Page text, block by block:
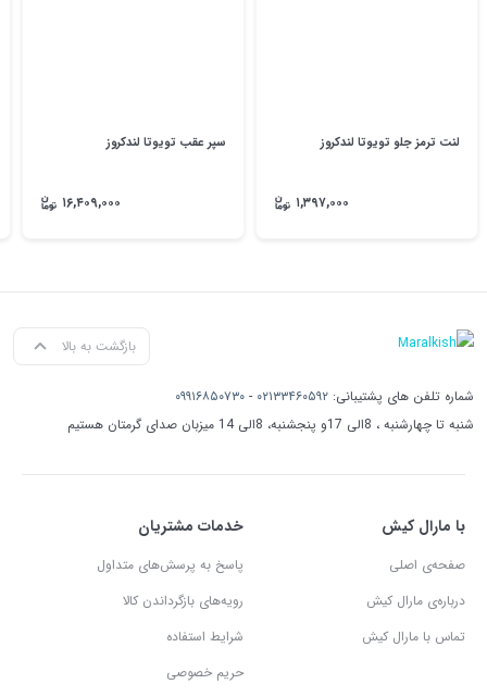
لنت ترمز جلو تویوتا لندکروز
۱,۳۹۷,۰۰۰
سپر عقب تویوتا لندکروز
۱۶,۴۰۹,۰۰۰
بازگشت به بالا
شماره تلفن های پشتیبانی: ۰۲۱۳۳۴۶۰۵۹۲ - ۰۹۹۱۶۸۵۰۷۳۰
شنبه تا چهارشنبه ، 8الی 17و پنجشنبه، 8الی 14 میزبان صدای گرمتان هستیم
با مارال کیش
صفحه‌ی اصلی
درباره‌ی مارال کیش
تماس با مارال کیش
خدمات مشتریان
پاسخ به پرسش‌های متداول
رویه‌های بازگرداندن کالا
شرایط استفاده
حریم خصوصی